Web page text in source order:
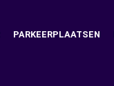
PARKEERPLAATSEN